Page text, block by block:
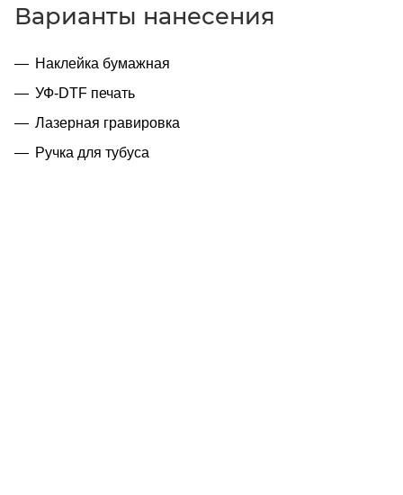
Варианты нанесения
Наклейка бумажная
УФ-DTF печать
Лазерная гравировка
Ручка для тубуса